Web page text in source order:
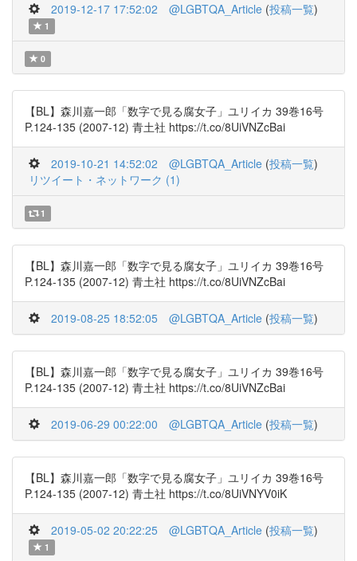
2019-12-17 17:52:02 @LGBTQA_Article (投稿一覧)
1
0
【BL】森川嘉一郎「数字で見る腐女子」ユリイカ 39巻16号
P.124-135 (2007-12) 青土社 https://t.co/8UiVNZcBai
2019-10-21 14:52:02 @LGBTQA_Article (投稿一覧)
リツイート・ネットワーク (1)
1
【BL】森川嘉一郎「数字で見る腐女子」ユリイカ 39巻16号
P.124-135 (2007-12) 青土社 https://t.co/8UiVNZcBai
2019-08-25 18:52:05 @LGBTQA_Article (投稿一覧)
【BL】森川嘉一郎「数字で見る腐女子」ユリイカ 39巻16号
P.124-135 (2007-12) 青土社 https://t.co/8UiVNZcBai
2019-06-29 00:22:00 @LGBTQA_Article (投稿一覧)
【BL】森川嘉一郎「数字で見る腐女子」ユリイカ 39巻16号
P.124-135 (2007-12) 青土社 https://t.co/8UiVNYV0iK
2019-05-02 20:22:25 @LGBTQA_Article (投稿一覧)
1